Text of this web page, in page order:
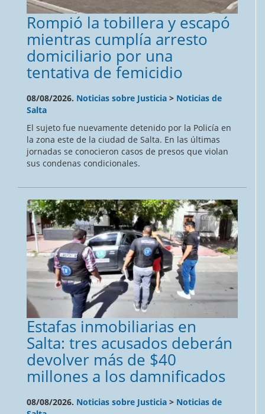
Rompió la tobillera y escapó
mientras cumplía arresto
domiciliario por una
tentativa de femicidio
08/08/2026. Noticias sobre Justicia > Noticias de
Salta
El sujeto fue nuevamente detenido por la Policía en
la zona este de la ciudad de Salta. En las últimas
jornadas se conocieron casos de presos que violan
sus condenas condicionales.
Estafas inmobiliarias en
Salta: tres acusados deberán
devolver más de $40
millones a los damnificados
08/08/2026. Noticias sobre Justicia > Noticias de